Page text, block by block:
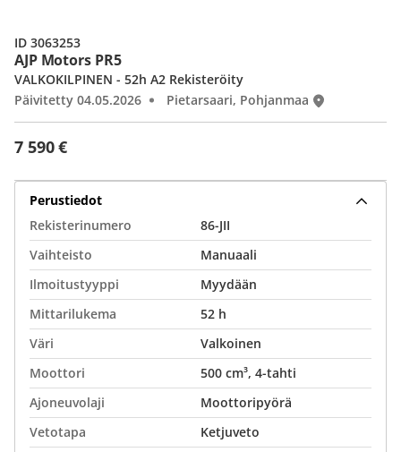
AJP Motors PR5
7 590 €
VALKOKILPINEN - 52h A2 Rekisteröity
Päivitetty 04.05.2026
Pietarsaari, Pohjanmaa
ID 3063253
Perustiedot
Rekisterinumero
86-JII
Vaihteisto
Manuaali
Ilmoitustyyppi
Myydään
Mittarilukema
52 h
Väri
Valkoinen
Moottori
500 cm³, 4-tahti
Ajoneuvolaji
Moottoripyörä
Vetotapa
Ketjuveto